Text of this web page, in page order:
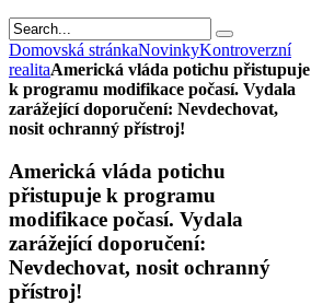
Domovská stránkaNovinkyKontroverzní
realitaAmerická vláda potichu přistupuje
k programu modifikace počasí. Vydala
zarážející doporučení: Nevdechovat,
nosit ochranný přístroj!
Americká vláda potichu
přistupuje k programu
modifikace počasí. Vydala
zarážející doporučení:
Nevdechovat, nosit ochranný
přístroj!